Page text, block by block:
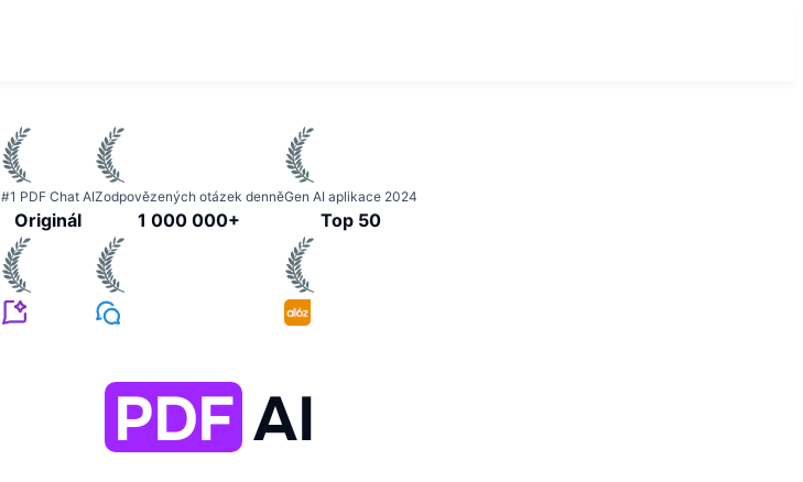
#1 PDF Chat AI
Originál
Zodpovězených otázek denně
1 000 000+
Gen AI aplikace 2024
Top 50
PDFAI